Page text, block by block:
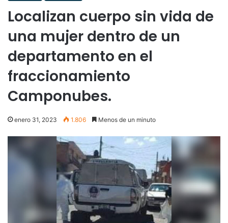
Localizan cuerpo sin vida de
una mujer dentro de un
departamento en el
fraccionamiento
Camponubes.
enero 31, 2023 1.806 Menos de un minuto